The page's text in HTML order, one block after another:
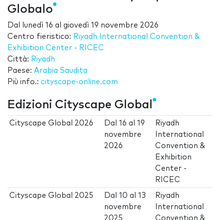
Globalo
Dal lunedì 16 al giovedì 19 novembre 2026
Centro fieristico: Riyadh International Convention &
Exhibition Center - RICEC
Città: Riyadh
Paese: Arabia Saudita
Più info.: cityscape-online.com
Edizioni Cityscape Global
Cityscape Global 2026 Dal16 al19
novembre
2026
Riyadh
International
Convention &
Exhibition
Center -
RICEC
Cityscape Global 2025 Dal10 al13
novembre
2025
Riyadh
International
Convention &